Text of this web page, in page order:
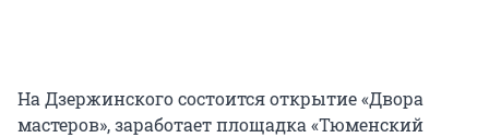
На Дзержинского состоится открытие «Двора
мастеров», заработает площадка «Тюменский